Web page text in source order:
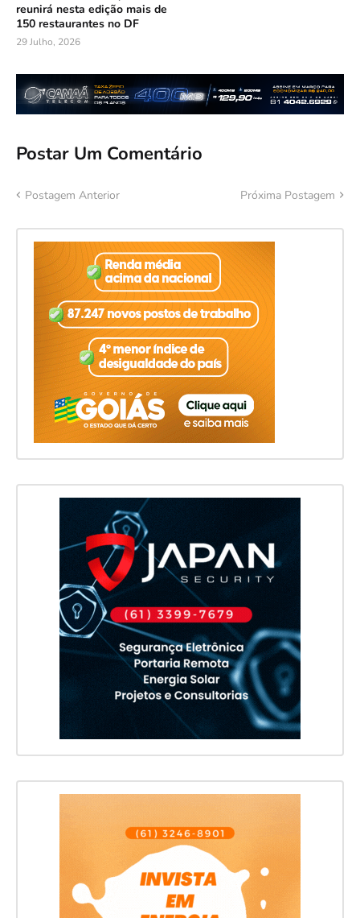
reunirá nesta edição mais de
150 restaurantes no DF
29 Julho, 2026
Postar Um Comentário
Postagem Anterior Próxima Postagem